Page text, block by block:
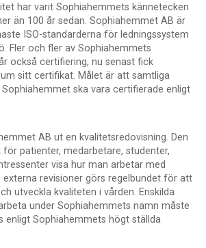
har varit Sophiahemmets kännetecken
än 100 år sedan. Sophiahemmet AB är
ISO-standarderna för ledningssystem
Fler och fler av Sophiahemmets
också certifiering, nu senast fick
sitt certifikat. Målet är att samtliga
ska vara certifierade enligt
AB ut en kvalitetsredovisning. Den
patienter, medarbetare, studenter,
visa hur man arbetar med
externa revisioner görs regelbundet för att
utveckla kvaliteten i vården. Enskilda
under Sophiahemmets namn måste
enligt Sophiahemmets högt ställda